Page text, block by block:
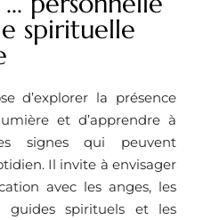
spirituelle
d’explorer la présence
et d’apprendre à
signes qui peuvent
Il invite à envisager
avec les anges, les
guides spirituels et les